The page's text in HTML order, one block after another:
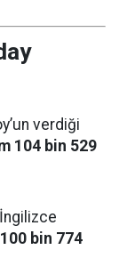
verdiği
104 bin 529
100 bin 774